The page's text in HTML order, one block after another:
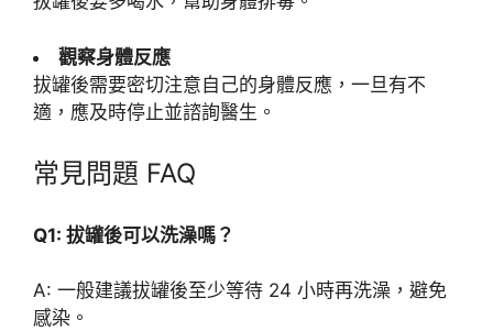
觀察身體反應
拔罐後需要密切注意自己的身體反應，一旦有不
適，應及時停止並諮詢醫生。
常見問題 FAQ
Q1: 拔罐後可以洗澡嗎？
A: 一般建議拔罐後至少等待 24 小時再洗澡，避免
感染。